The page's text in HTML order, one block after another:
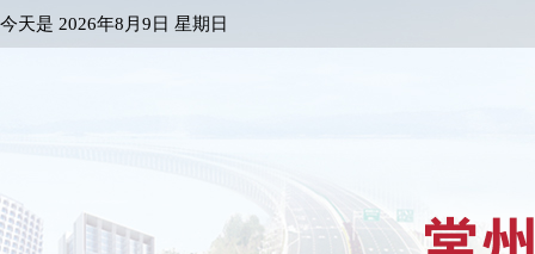
今天是 2026年8月9日 星期日